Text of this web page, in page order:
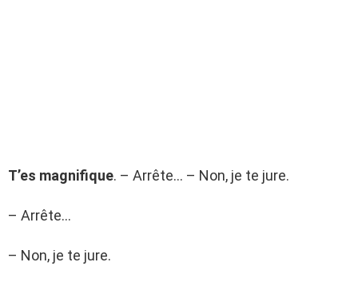
T’es magnifique. – Arrête… – Non, je te jure.
– Arrête…
– Non, je te jure.